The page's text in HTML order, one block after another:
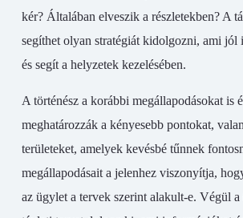
kér? Általában elveszik a részletekben? A
segíthet olyan stratégiát kidolgozni, ami jól
és segít a helyzetek kezelésében.
A történész a korábbi megállapodásokat is
meghatározzák a kényesebb pontokat,
területeket, amelyek kevésbé tűnnek
megállapodásait a jelenhez viszonyítja,
az ügylet a tervek szerint alakult-e. Végül a